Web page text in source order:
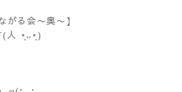
がる会〜奥〜】
(⁠人⁠ ⁠•͈⁠ᴗ⁠•͈⁠)